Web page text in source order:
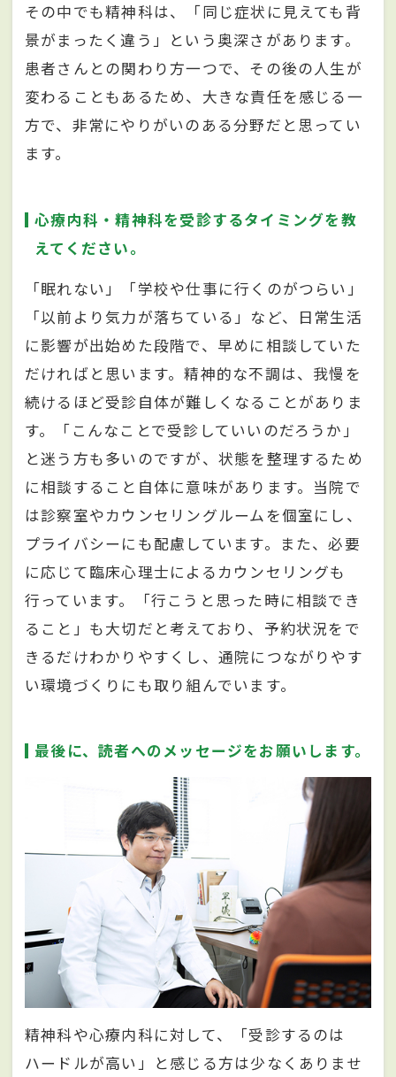
その中でも精神科は、「同じ症状に見えても背
景がまったく違う」という奥深さがあります。
患者さんとの関わり方一つで、その後の人生が
変わることもあるため、大きな責任を感じる一
方で、非常にやりがいのある分野だと思ってい
ます。
心療内科・精神科を受診するタイミングを教
えてください。
「眠れない」「学校や仕事に行くのがつらい」
「以前より気力が落ちている」など、日常生活
に影響が出始めた段階で、早めに相談していた
だければと思います。精神的な不調は、我慢を
続けるほど受診自体が難しくなることがありま
す。「こんなことで受診していいのだろうか」
と迷う方も多いのですが、状態を整理するため
に相談すること自体に意味があります。当院で
は診察室やカウンセリングルームを個室にし、
プライバシーにも配慮しています。また、必要
に応じて臨床心理士によるカウンセリングも
行っています。「行こうと思った時に相談でき
ること」も大切だと考えており、予約状況をで
きるだけわかりやすくし、通院につながりやす
い環境づくりにも取り組んでいます。
最後に、読者へのメッセージをお願いします。
精神科や心療内科に対して、「受診するのは
ハードルが高い」と感じる方は少なくありませ